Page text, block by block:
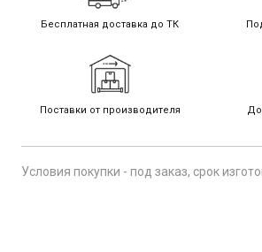
Бесплатная доставка до ТК
Поставки от производителя
Условия покупки - под заказ, срок